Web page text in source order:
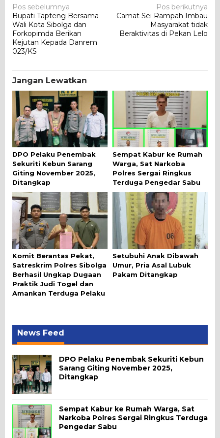
Navigasi
pos
Pos sebelumnya
Bupati Tapteng Bersama
Wali Kota Sibolga dan
Forkopimda Berikan
Kejutan Kepada Danrem
023/KS
Pos berikutnya
Camat Sei Rampah Imbau
Masyarakat tidak
Beraktivitas di Pekan Lelo
Jangan Lewatkan
DPO Pelaku Penembak
Sekuriti Kebun Sarang
Giting November 2025,
Ditangkap
Sempat Kabur ke Rumah
Warga, Sat Narkoba
Polres Sergai Ringkus
Terduga Pengedar Sabu
Komit Berantas Pekat,
Satreskrim Polres Sibolga
Berhasil Ungkap Dugaan
Praktik Judi Togel dan
Amankan Terduga Pelaku
Setubuhi Anak Dibawah
Umur, Pria Asal Lubuk
Pakam Ditangkap
News Feed
DPO Pelaku Penembak Sekuriti Kebun
Sarang Giting November 2025,
Ditangkap
Sempat Kabur ke Rumah Warga, Sat
Narkoba Polres Sergai Ringkus Terduga
Pengedar Sabu